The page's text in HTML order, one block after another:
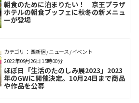
朝食のために泊まりたい！ 京王プラザ
ホテルの朝食ブッフェに秋冬の新メニュ
ーが登場
カテゴリ： 西新宿 / ニュース / イベント
ほぼ日「生活のたのしみ展2023」2023
年のGWに開催決定。10月24日まで商品
や作品を公募
2022年09月26日 15時00分